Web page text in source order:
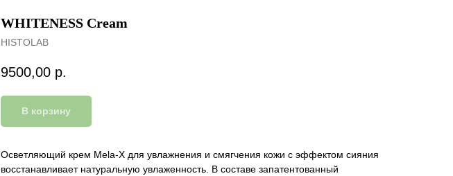
WHITENESS Cream
HISTOLAB
9500,00 р.
В корзину
Осветляющий крем Mela-X для увлажнения и смягчения кожи с эффектом сияния
восстанавливает натуральную увлаженность. В составе запатентованный